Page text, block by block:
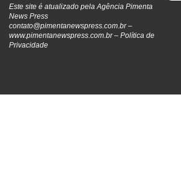
Este site é atualizado pela Agência Pimenta
News Press
contato@pimentanewspress.com.br–
www.pimentanewspress.com.br – Política de
Privacidade